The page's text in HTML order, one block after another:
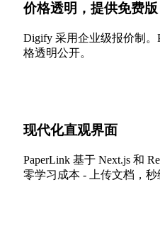
价格透明，提供免费版
Digify 采用企业级报价制。
格透明公开。
现代化直观界面
PaperLink 基于 Next.js 和
零学习成本 - 上传文档，秒